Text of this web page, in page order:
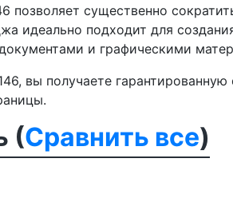
существенно
идеально подходит для
и графическими
вы получаете
(Сравнить все)